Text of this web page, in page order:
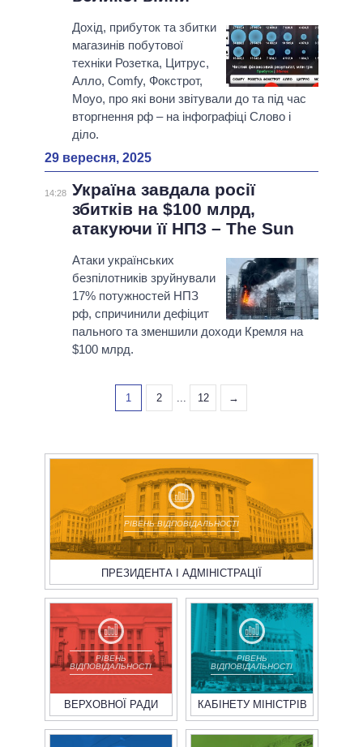
Дохід, прибуток та збитки
магазинів побутової
техніки Розетка, Цитрус,
Алло, Сomfy, Фокстрот,
Moyo, про які вони звітували до та під час
вторгнення рф – на інфографіці Слово і
діло.
29 вересня, 2025
14:28 Україна завдала росії
збитків на $100 млрд,
атакуючи її НПЗ – The Sun
Атаки українських
безпілотників зруйнували
17% потужностей НПЗ
рф, спричинили дефіцит
пального та зменшили доходи Кремля на
$100 млрд.
1 2 ... 12 →
РІВЕНЬ ВІДПОВІДАЛЬНОСТІ
ПРЕЗИДЕНТА І АДМІНІСТРАЦІЇ
РІВЕНЬ
ВІДПОВІДАЛЬНОСТІ
ВЕРХОВНОЇ РАДИ
РІВЕНЬ
ВІДПОВІДАЛЬНОСТІ
КАБІНЕТУ МІНІСТРІВ